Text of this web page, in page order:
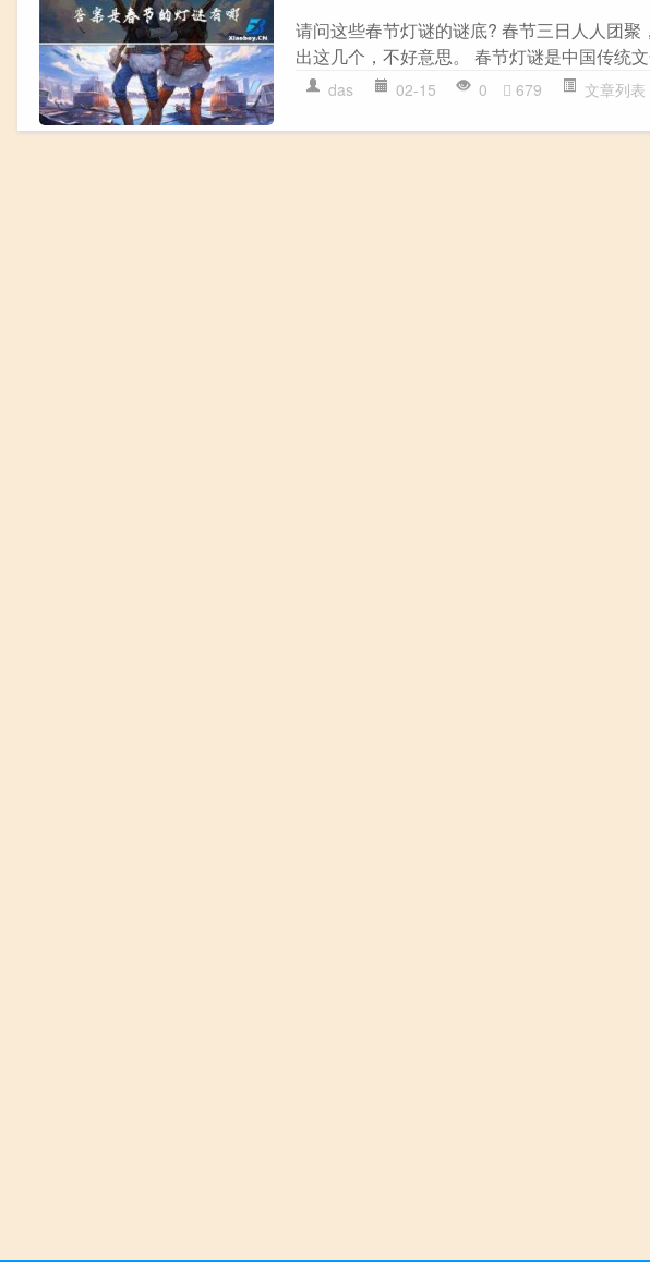
请问这些春节灯谜的谜底? 春节三日人人团
出这几个，不好意思。 春节灯谜是中国传统
das 02-15 0 679 文章列表